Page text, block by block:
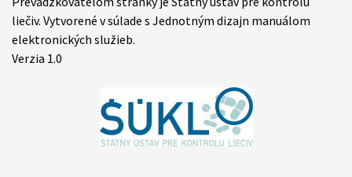
Items
liečiv. Vytvorené v súlade s Jednotným dizajn manuálom
elektronických služieb.
Verzia 1.0